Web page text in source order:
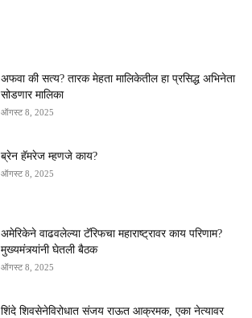
अफवा की सत्य? तारक मेहता मालिकेतील हा प्रसिद्ध अभिनेता
सोडणार मालिका
ऑगस्ट 8, 2025
ब्रेन हॅमरेज म्हणजे काय?
ऑगस्ट 8, 2025
अमेरिकेने वाढवलेल्या टॅरिफचा महाराष्ट्रावर काय परिणाम?
मुख्यमंत्र्यांनी घेतली बैठक
ऑगस्ट 8, 2025
शिंदे शिवसेनेविरोधात संजय राऊत आक्रमक, एका नेत्यावर